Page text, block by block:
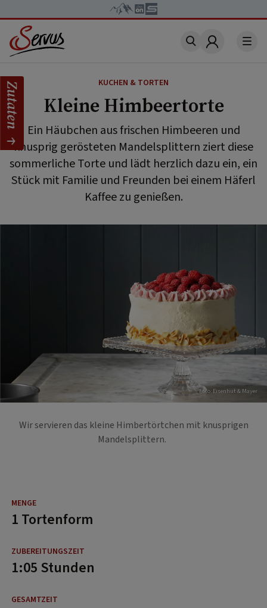
Account
KUCHEN & TORTEN
Kleine Himbeertorte
Ein Häubchen aus frischen Himbeeren und
knusprig gerösteten Mandelsplittern ziert diese
sommerliche Torte und lädt herzlich dazu ein, ein
Stück mit Familie und Freunden bei einem Häferl
Kaffee zu genießen.
Foto: Eisenhut & Mayer
Wir servieren das kleine Himbertörtchen mit knusprigen
Mandelsplittern.
1 Tortenform
1:05 Stunden
Zutaten